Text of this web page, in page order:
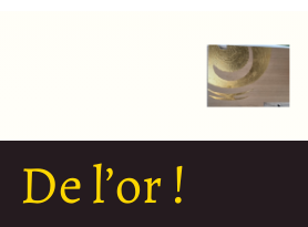
De l’or !